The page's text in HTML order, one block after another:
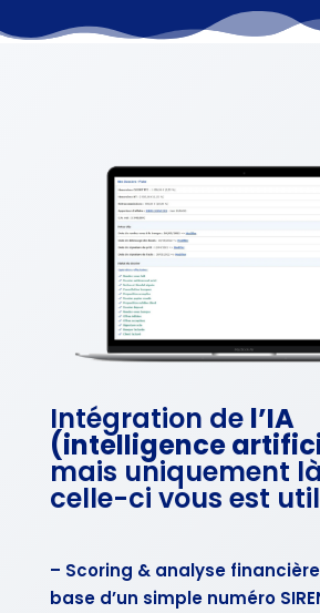
Intégration de l’IA
(intelligence
mais uniquement
celle-ci vous est
– Scoring & analyse financière
base d’un simple numéro